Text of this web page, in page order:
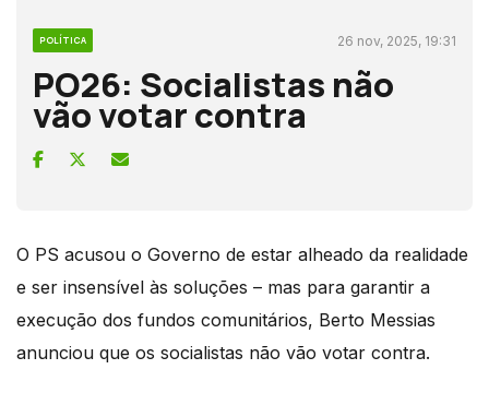
POLÍTICA 26 nov, 2025, 19:31
PO26: Socialistas não
vão votar contra
O PS acusou o Governo de estar alheado da realidade
e ser insensível às soluções – mas para garantir a
execução dos fundos comunitários, Berto Messias
anunciou que os socialistas não vão votar contra.